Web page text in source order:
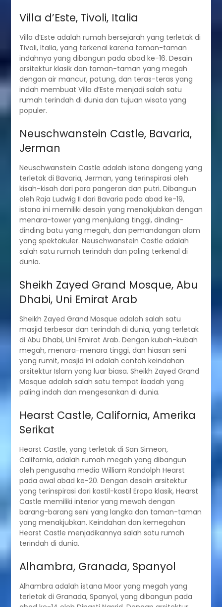
Villa d’Este, Tivoli, Italia
Villa d’Este adalah rumah bersejarah yang terletak di
Tivoli, Italia, yang terkenal karena taman-taman
indahnya yang dibangun pada abad ke-16. Desain
arsitektur klasik dan taman-taman yang megah
dengan air mancur, patung, dan teras-teras yang
indah membuat Villa d’Este menjadi salah satu
rumah terindah di dunia dan tujuan wisata yang
populer.
Neuschwanstein Castle, Bavaria,
Jerman
Neuschwanstein Castle adalah istana dongeng yang
terletak di Bavaria, Jerman, yang terinspirasi oleh
kisah-kisah dari para pangeran dan putri. Dibangun
oleh Raja Ludwig II dari Bavaria pada abad ke-19,
istana ini memiliki desain yang menakjubkan dengan
menara-tower yang menjulang tinggi, dinding-
dinding batu yang megah, dan pemandangan alam
yang spektakuler. Neuschwanstein Castle adalah
salah satu rumah terindah dan paling terkenal di
dunia.
Sheikh Zayed Grand Mosque, Abu
Dhabi, Uni Emirat Arab
Sheikh Zayed Grand Mosque adalah salah satu
masjid terbesar dan terindah di dunia, yang terletak
di Abu Dhabi, Uni Emirat Arab. Dengan kubah-kubah
megah, menara-menara tinggi, dan hiasan seni
yang rumit, masjid ini adalah contoh keindahan
arsitektur Islam yang luar biasa. Sheikh Zayed Grand
Mosque adalah salah satu tempat ibadah yang
paling indah dan mengesankan di dunia.
Hearst Castle, California, Amerika
Serikat
Hearst Castle, yang terletak di San Simeon,
California, adalah rumah megah yang dibangun
oleh pengusaha media William Randolph Hearst
pada awal abad ke-20. Dengan desain arsitektur
yang terinspirasi dari kastil-kastil Eropa klasik, Hearst
Castle memiliki interior yang mewah dengan
barang-barang seni yang langka dan taman-taman
yang menakjubkan. Keindahan dan kemegahan
Hearst Castle menjadikannya salah satu rumah
terindah di dunia.
Alhambra, Granada, Spanyol
Alhambra adalah istana Moor yang megah yang
terletak di Granada, Spanyol, yang dibangun pada